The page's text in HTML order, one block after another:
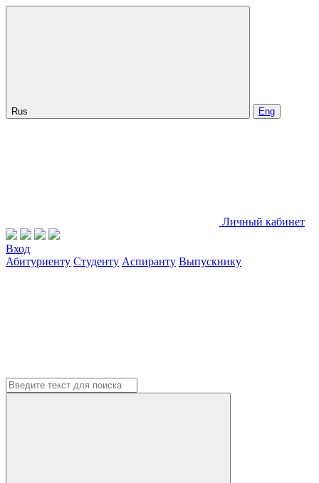
Rus Eng
Личный кабинет
Вход
Абитуриенту Студенту Аспиранту Выпускнику